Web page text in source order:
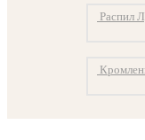
Распил